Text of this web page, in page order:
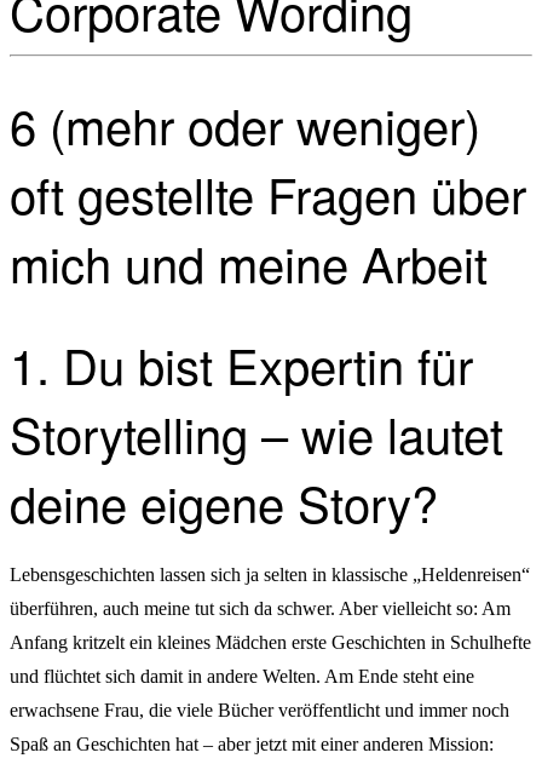
6 (mehr oder weniger)
oft gestellte Fragen über
mich und meine Arbeit
1. Du bist Expertin für
Storytelling – wie lautet
deine eigene Story?
Lebensgeschichten lassen sich ja selten in klassische „Heldenreisen“
überführen, auch meine tut sich da schwer. Aber vielleicht so: Am
Anfang kritzelt ein kleines Mädchen erste Geschichten in Schulhefte
und flüchtet sich damit in andere Welten. Am Ende steht eine
erwachsene Frau, die viele Bücher veröffentlicht und immer noch
Spaß an Geschichten hat – aber jetzt mit einer anderen Mission: